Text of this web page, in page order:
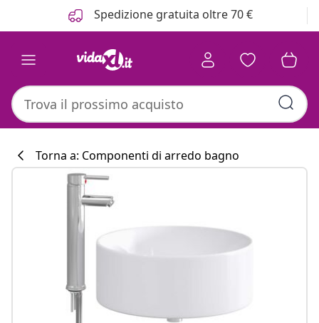
Spedizione gratuita oltre 70 €
Torna a: Componenti di arredo bagno